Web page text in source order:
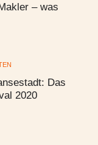
– was
Das
2020